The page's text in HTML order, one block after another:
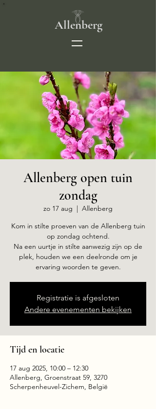
Allenberg
Allenberg open tuin
zondag
zo 17 aug
  |
Allenberg
Kom in stilte proeven van de Allenberg tuin
op zondag ochtend.
Na een uurtje in stilte aanwezig zijn op de
plek, houden we een deelronde om je
ervaring woorden te geven.
Registratie is afgesloten
Andere evenementen bekijken
Tijd en locatie
17 aug 2025, 10:00 – 12:30
Allenberg, Groenstraat 59, 3270
Scherpenheuvel-Zichem, België